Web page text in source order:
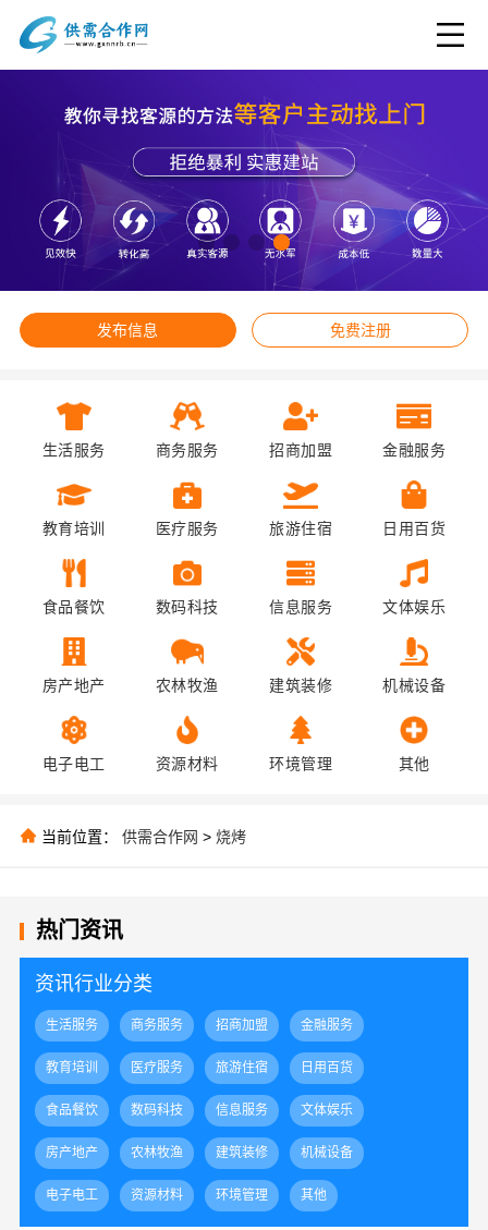
发布信息 免费注册
生活服务 商务服务 招商加盟 金融服务
教育培训 医疗服务 旅游住宿 日用百货
食品餐饮 数码科技 信息服务 文体娱乐
房产地产 农林牧渔 建筑装修 机械设备
电子电工 资源材料 环境管理 其他
当前位置： 供需合作网 > 烧烤
热门资讯
资讯行业分类
生活服务 商务服务 招商加盟 金融服务
教育培训 医疗服务 旅游住宿 日用百货
食品餐饮 数码科技 信息服务 文体娱乐
房产地产 农林牧渔 建筑装修 机械设备
电子电工 资源材料 环境管理 其他